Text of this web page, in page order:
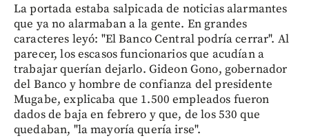
La portada estaba salpicada de noticias alarmantes
que ya no alarmaban a la gente. En grandes
caracteres leyó: "El Banco Central podría cerrar". Al
parecer, los escasos funcionarios que acudían a
trabajar querían dejarlo. Gideon Gono, gobernador
del Banco y hombre de confianza del presidente
Mugabe, explicaba que 1.500 empleados fueron
dados de baja en febrero y que, de los 530 que
quedaban, "la mayoría quería irse".